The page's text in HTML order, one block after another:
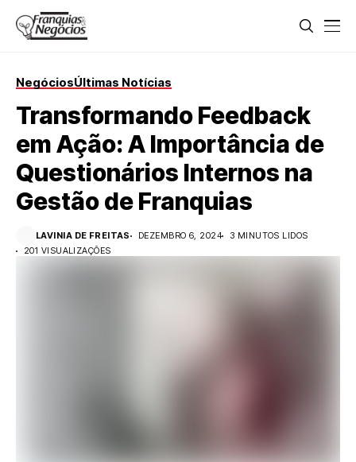
NegóciosÚltimas Notícias
Transformando Feedback
em Ação: A Importância de
Questionários Internos na
Gestão de Franquias
LAVINIA DE FREITAS DEZEMBRO 6, 2024
3 MINUTOS LIDOS
201 VISUALIZAÇÕES